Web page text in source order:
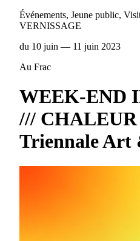
Événements, Jeune public,
VERNISSAGE
du 10 juin — 11 juin 2023
Au Frac
WEEK-END
///
Triennale Art